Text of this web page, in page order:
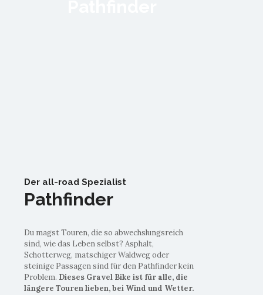
Der all-road Spezialist
Pathfinder
Du magst Touren, die so abwechslungsreich
sind, wie das Leben selbst? Asphalt,
Schotterweg, matschiger Waldweg oder
steinige Passagen sind für den Pathfinder kein
Problem. Dieses Gravel Bike ist für alle, die
längere Touren lieben, bei Wind und Wetter.